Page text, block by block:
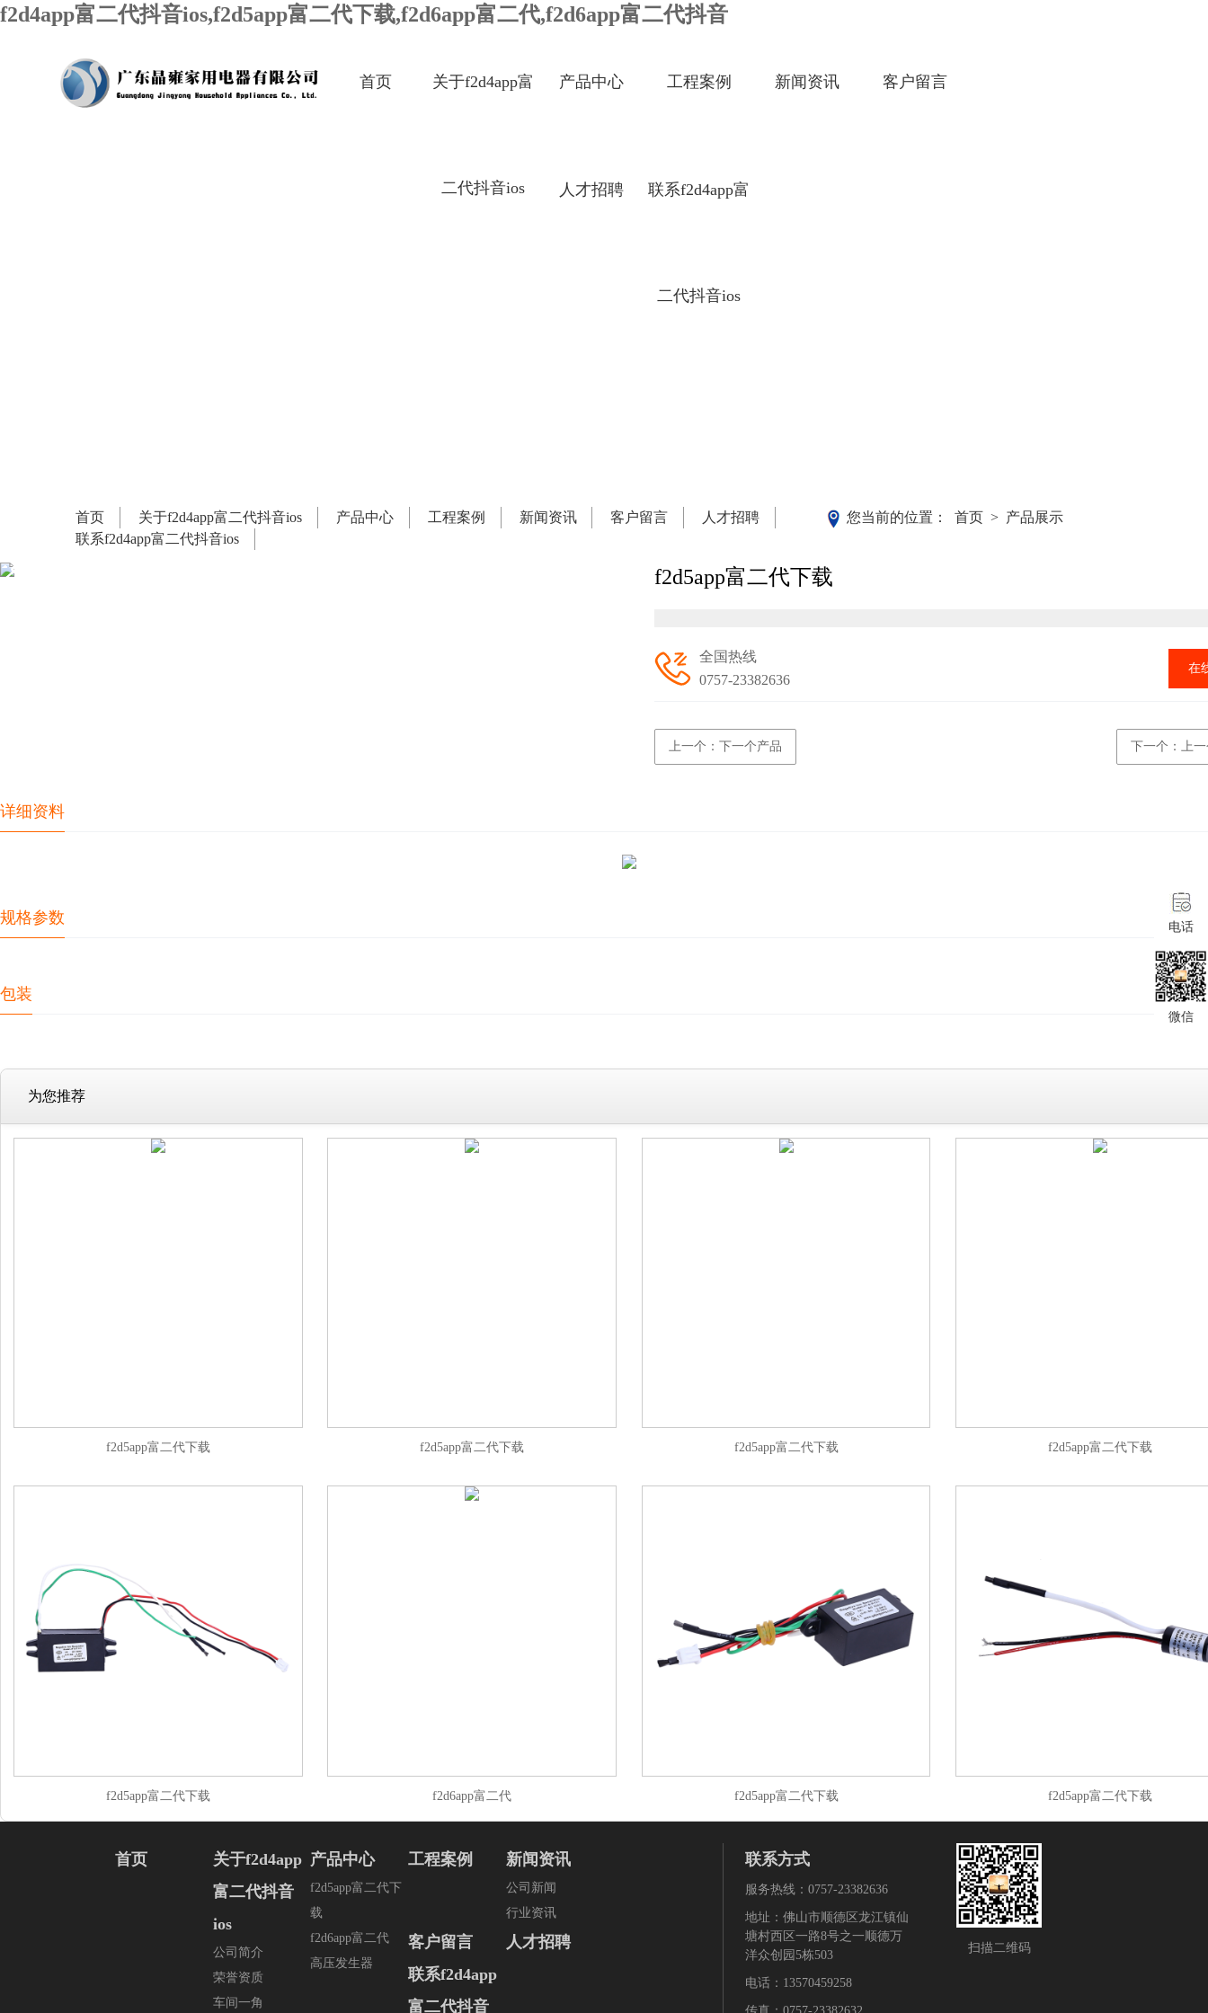
f2d4app富二代抖音ios,f2d5app富二代下载,f2d6app富二代,f2d6app富二代抖音
首页 关于f2d4app富
二代抖音ios
产品中心 工程案例 新闻资讯 客户留言
人才招聘 联系f2d4app富
二代抖音ios
首页 关于f2d4app富二代抖音ios 产品中心 工程案例 新闻资讯 客户留言
人才招聘
联系f2d4app富二代抖音ios
您当前的位置： 首页 > 产品展示
f2d5app富二代下载
全国热线
0757-23382636
在
上一个：下一个产品 下一个：上
详细资料
规格参数
包装
为您推荐
f2d5app富二代下载 f2d5app富二代下载 f2d5app富二代下载 f2d5app富二代下载
f2d5app富二代下载 f2d6app富二代 f2d5app富二代下载 f2d5app富二代下载
首页
关于f2d4app
富二代抖音
ios
公司简介
荣誉资质
车间一角
产品中心
f2d5app富二代下
载
f2d6app富二代
高压发生器
工程案例 新闻资讯
公司新闻
行业资讯
客户留言
人才招聘
联系f2d4app
富二代抖音
联系方式
服务热线：0757-23382636
地址：佛山市顺德区龙江镇仙
塘村西区一路8号之一顺德万
洋众创园5栋503
电话：13570459258
扫描二维码
电话
微信